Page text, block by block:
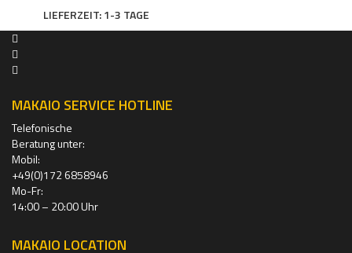
LIEFERZEIT:1-3 TAGE
MAKAIO SERVICE HOTLINE
Telefonische
Beratung unter:
Mobil:
+49(0)172 6858946
Mo-Fr:
14:00 – 20:00 Uhr
MAKAIO LOCATION